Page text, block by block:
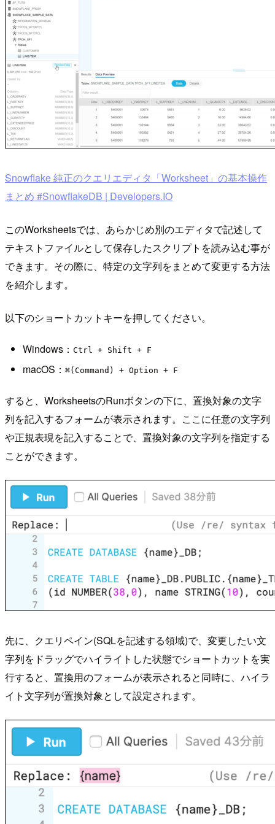
Snowflake 純正のクエリエディタ「Worksheet」の基本操作
まとめ #SnowflakeDB | Developers.IO
このWorksheetsでは、あらかじめ別のエディタで記述して
テキストファイルとして保存したスクリプトを読み込む事が
できます。その際に、特定の文字列をまとめて変更する方法
を紹介します。
以下のショートカットキーを押してください。
Windows： Ctrl + Shift + F
macOS： ⌘(Command) + Option + F
すると、WorksheetsのRunボタンの下に、置換対象の文字
列を記入するフォームが表示されます。ここに任意の文字列
や正規表現を記入することで、置換対象の文字列を指定する
ことができます。
先に、クエリペイン(SQLを記述する領域)で、変更したい文
字列をドラッグでハイライトした状態でショートカットを実
行すると、置換用のフォームが表示されると同時に、ハイラ
イト文字列が置換対象として設定されます。